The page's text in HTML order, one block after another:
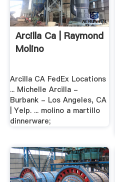
Arcilla Ca | Raymond
Molino
Arcilla CA FedEx Locations
... Michelle Arcilla -
Burbank - Los Angeles, CA
| Yelp. ... molino a martillo
dinnerware;